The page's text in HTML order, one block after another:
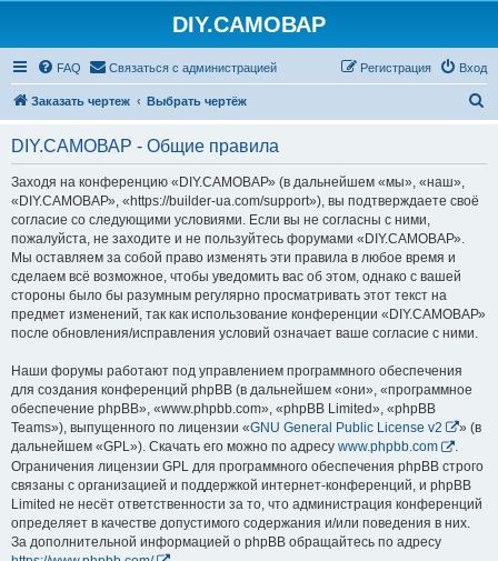
DIY.САМОВАР
FAQ Связаться с администрацией Вход
Регистрация
Заказать чертеж Выбрать чертёж
DIY.САМОВАР - Общие правила
Заходя на конференцию «DIY.САМОВАР» (в дальнейшем «мы», «наш»,
«DIY.САМОВАР», «https://builder-ua.com/support»), вы подтверждаете своё
согласие со следующими условиями. Если вы не согласны с ними,
пожалуйста, не заходите и не пользуйтесь форумами «DIY.САМОВАР».
Мы оставляем за собой право изменять эти правила в любое время и
сделаем всё возможное, чтобы уведомить вас об этом, однако с вашей
стороны было бы разумным регулярно просматривать этот текст на
предмет изменений, так как использование конференции «DIY.САМОВАР»
после обновления/исправления условий означает ваше согласие с ними.
Наши форумы работают под управлением программного обеспечения
для создания конференций phpBB (в дальнейшем «они», «программное
обеспечение phpBB», «www.phpbb.com», «phpBB Limited», «phpBB
Teams»), выпущенного по лицензии «GNU General Public License v2
» (в
дальнейшем «GPL»). Скачать его можно по адресу www.phpbb.com
.
Ограничения лицензии GPL для программного обеспечения phpBB строго
связаны с организацией и поддержкой интернет-конференций, и phpBB
Limited не несёт ответственности за то, что администрация конференций
определяет в качестве допустимого содержания и/или поведения в них.
За дополнительной информацией о phpBB обращайтесь по адресу